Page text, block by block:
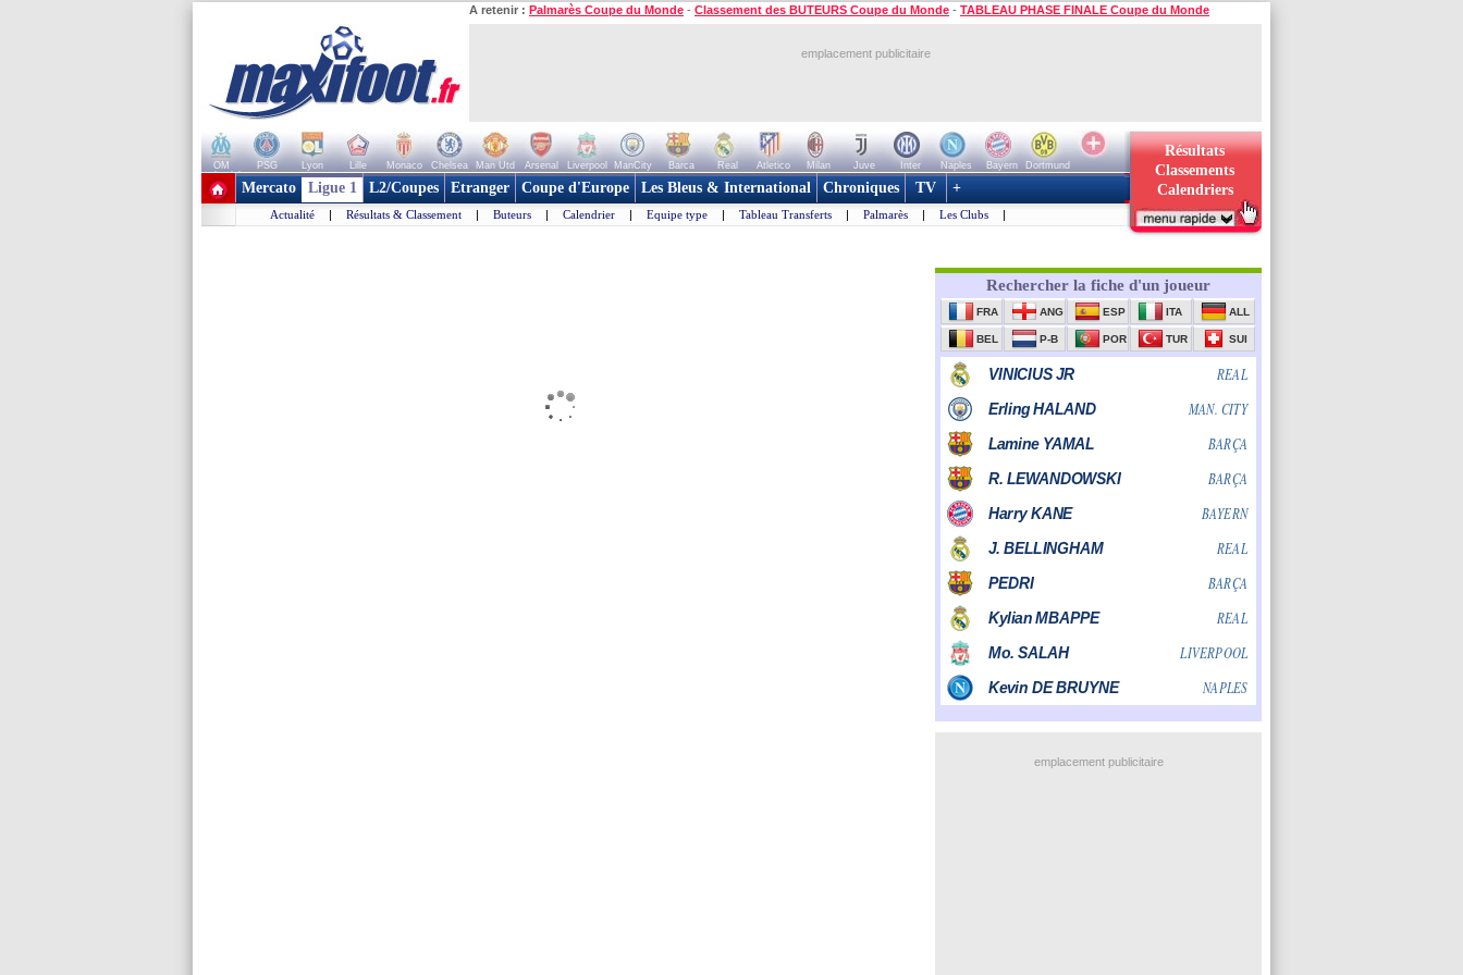
A retenir : Palmarès Coupe du Monde - Classement des BUTEURS Coupe du Monde - TABLEAU PHASE FINALE Coupe du Monde
emplacement publicitaire
OM PSG Lyon Lille Monaco Chelsea Man Utd Arsenal Liverpool ManCity Barca Real Atletico Milan Juve Inter Naples Bayern
Dortmund
+ de clubs
Résultats
Classements
Calendriers
Mercato Ligue 1 L2/Coupes Etranger Coupe d'Europe Les Bleus & International Chroniques TV +
Actualité | Résultats & Classement | Buteurs | Calendrier | Equipe type | Tableau Transferts | Palmarès | Les Clubs |
emplacement publicitaire